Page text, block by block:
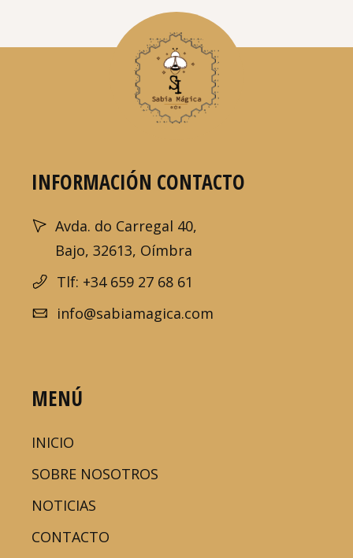
INFORMACIÓN CONTACTO
Avda. do Carregal 40,
Bajo, 32613, Oímbra
Tlf: +34 659 27 68 61
info@sabiamagica.com
MENÚ
INICIO
SOBRE NOSOTROS
NOTICIAS
CONTACTO